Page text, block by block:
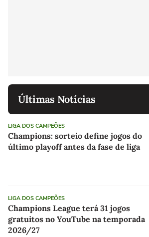
Últimas Notícias
LIGA DOS CAMPEÕES
Champions: sorteio define jogos do
último playoff antes da fase de liga
LIGA DOS CAMPEÕES
Champions League terá 31 jogos
gratuitos no YouTube na temporada
2026/27